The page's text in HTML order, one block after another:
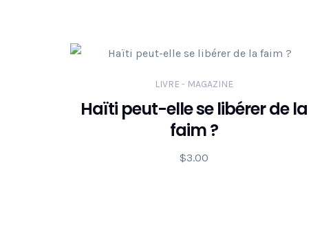
LIVRE - MAGAZINE
Haïti peut-elle se libérer de la
faim ?
$3.00